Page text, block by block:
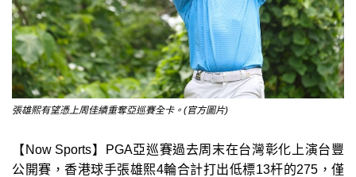
張雄熙有望憑上周佳績重奪亞巡賽全卡。(官方圖片)
【Now Sports】PGA亞巡賽過去周末在台灣彰化上演台豐
公開賽，香港球手張雄熙4輪合計打出低標13杆的275，僅